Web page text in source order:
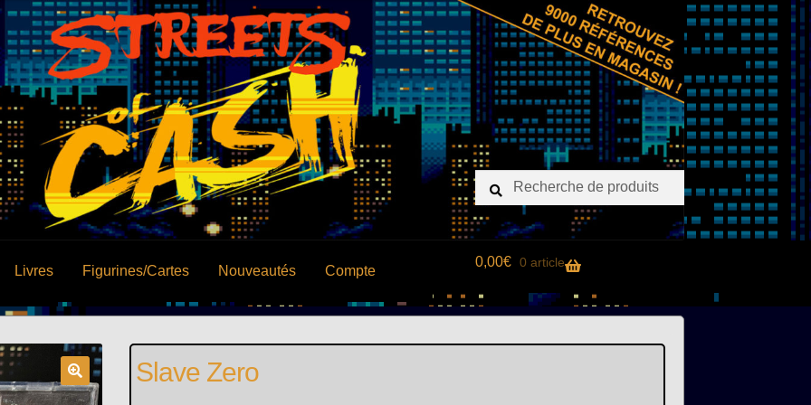
Recherche
pour :
Recherche
Livres Figurines/Cartes Nouveautés Compte
0,00€ 0 article
Slave Zero